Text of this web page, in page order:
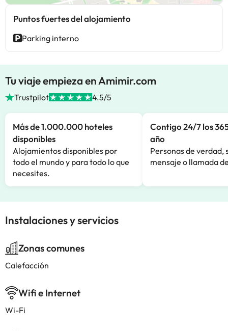
Puntos fuertes del alojamiento
Parking interno
Tu viaje empieza en Amimir.com
Trustpilot 4.5/5
Más de 1.000.000 hoteles
disponibles
Alojamientos disponibles por
todo el mundo y para todo lo que
necesites.
Contigo 24/7 los
año
Personas de verdad,
mensaje o llamada
Instalaciones y servicios
Zonas comunes
Calefacción
Wifi e Internet
Wi-Fi